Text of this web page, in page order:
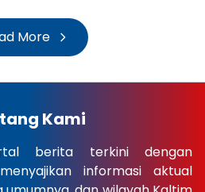
More
Kami
berita terkini dengan
informasi aktual